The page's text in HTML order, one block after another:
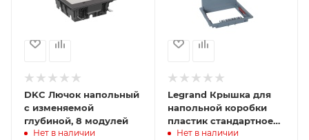
DKC Лючок напольный
c изменяемой
глубиной, 8 модулей
Нет в наличии
Legrand Крышка для
напольной коробки
пластик стандартное
исполнение 12/18
Нет в наличии